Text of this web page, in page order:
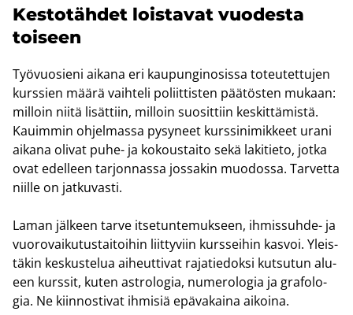
Kes­to­täh­det lois­ta­vat vuo­des­ta
toi­seen
Työ­vuo­sie­ni ai­ka­na eri kau­pun­gi­no­sis­sa to­teu­tet­tu­jen
kurs­sien määrä vaih­te­li po­liit­tis­ten pää­tös­ten mu­kaan:
mil­loin niitä li­sät­tiin, mil­loin suo­sit­tiin kes­kit­tä­mis­tä.
Kauim­min oh­jel­mas­sa py­sy­neet kurs­si­ni­mik­keet urani
ai­ka­na oli­vat puhe- ja ko­kous­tai­to sekä la­ki­tie­to, jotka
ovat edel­leen tar­jon­nas­sa jos­sa­kin muo­dos­sa. Tar­vet­ta
niil­le on jat­ku­vas­ti.
Laman jäl­keen tarve it­se­tun­te­muk­seen, ihmissuhde-​ ja
vuo­ro­vai­ku­tus­tai­toi­hin liit­ty­viin kurs­sei­hin kas­voi. Yleis­
tä­kin kes­kus­te­lua ai­heut­ti­vat ra­ja­tie­dok­si kut­su­tun alu­
een kurs­sit, kuten astro­lo­gia, nu­me­ro­lo­gia ja gra­fo­lo­
gia. Ne kiin­nos­ti­vat ih­mi­siä epä­va­kai­na ai­koi­na.